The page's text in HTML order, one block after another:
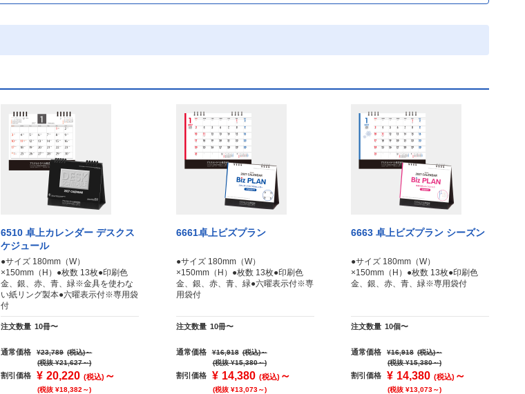
6510 卓上カレンダー デスクス
ケジュール
●サイズ 180mm（W）
×150mm（H）●枚数 13枚●印刷色
金、銀、赤、青、緑※金具を使わな
い紙リング製本●六曜表示付※専用袋
付
注文数量 10冊〜
通常価格 ¥23,789 (税込)～
(税抜 ¥21,627～)
割引価格 ¥ 20,220 (税込) ～
(税抜 ¥18,382～)
6661卓上ビズプラン
●サイズ 180mm（W）
×150mm（H）●枚数 13枚●印刷色
金、銀、赤、青、緑●六曜表示付※専
用袋付
注文数量 10冊〜
通常価格 ¥16,918 (税込)～
(税抜 ¥15,380～)
割引価格 ¥ 14,380 (税込) ～
(税抜 ¥13,073～)
6663 卓上ビズプラン シーズン
●サイズ 180mm（W）
×150mm（H）●枚数 13枚●印刷色
金、銀、赤、青、緑※専用袋付
注文数量 10個〜
通常価格 ¥16,918 (税込)～
(税抜 ¥15,380～)
割引価格 ¥ 14,380 (税込) ～
(税抜 ¥13,073～)